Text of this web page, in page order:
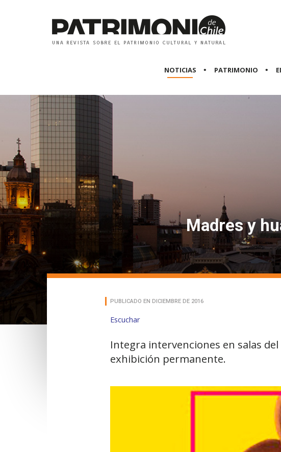
NOTICIAS PATRIMONIO
Madres y
PUBLICADO EN DICIEMBRE DE 2016
Escuchar
Integra intervenciones en salas
exhibición permanente.